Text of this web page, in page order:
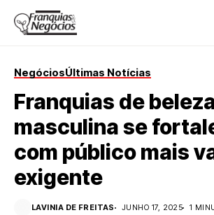
NegóciosÚltimas Notícias
Franquias de
masculina se
com público mais
exigente
LAVINIA DE FREITAS JUNHO 17, 2025
1